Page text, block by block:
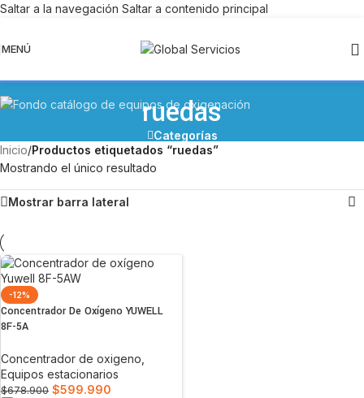
Saltar a la navegación Saltar a contenido principal
MENÚ
ruedas
Categorías
Inicio/Productos etiquetados “ruedas”
Mostrando el único resultado
Mostrar barra lateral
-12%
Concentrador De Oxígeno YUWELL
8F-5A
Concentrador de oxigeno
Equipos estacionarios
$678.900 $599.990